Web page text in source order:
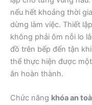
nếu hết khoảng thời
dừng làm việc. Thiết
không phải ôm nỗi lo
đồ trên bếp đến tận
thể thực hiện được
ăn hoàn thành.
Chức năng khóa an